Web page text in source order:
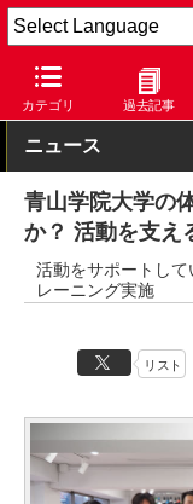
カテゴリ 過去記事
Car Watch モーター
ニュース
青山学院大学の
か？ 活動を支え
活動をサポートして
レーニング実施
リスト